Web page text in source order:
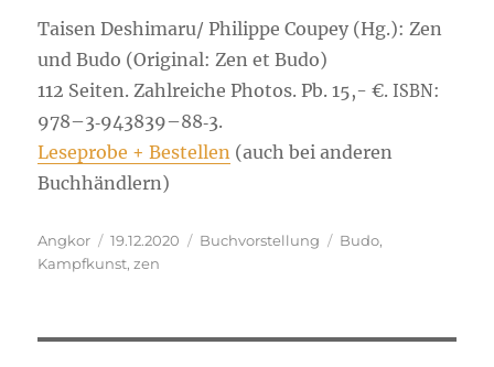
Tai­sen Deshimaru/ Phil­ip­pe Coupey (Hg.): Zen
und Budo (Ori­gi­nal: Zen et Budo)
112 Sei­ten. Zahl­rei­che Pho­tos. Pb. 15,- €.ISBN :
978–3‑943839–88‑3.
Lese­pro­be + Bestel­len (auch bei ande­ren
Buchhändlern)
Autor
Angkor
Veröffentlicht
am
19.12.2020 Kategorien
Buchvorstellung Schlagwörter
Budo,
Kampfkunst,zen